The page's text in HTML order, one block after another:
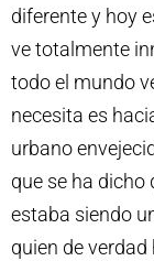
diferente y hoy
ve totalmente
todo el mundo
necesita es
urbano
que se ha dicho
estaba siendo
quien de